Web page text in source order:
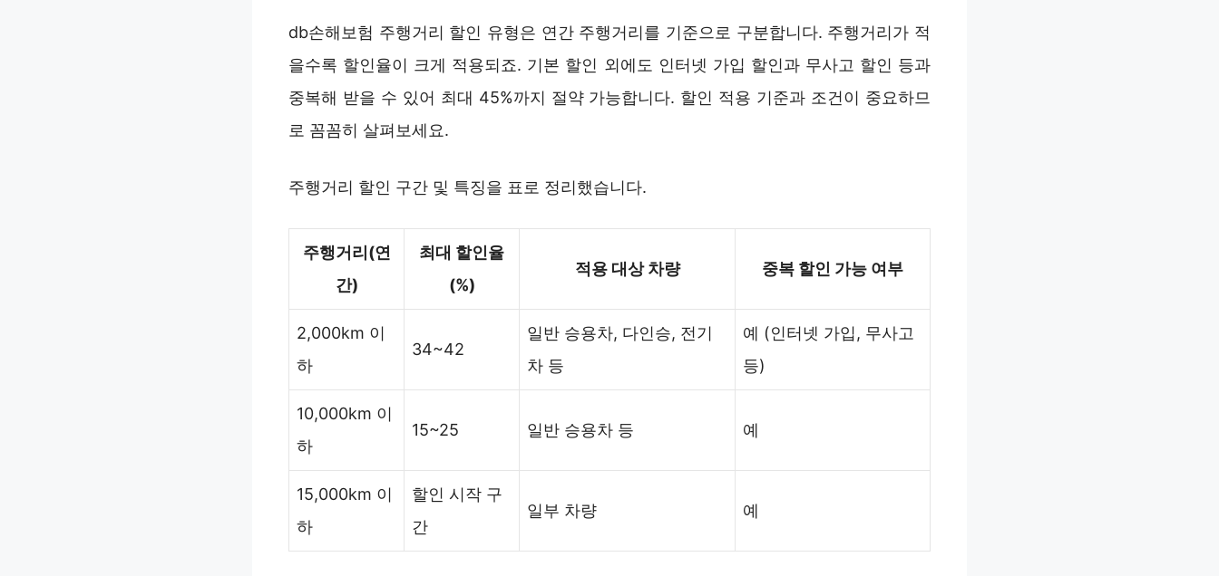
db손해보험 주행거리 할인 유형은 연간 주행거리를 기준으로 구분합니다. 주행거리가 적
을수록 할인율이 크게 적용되죠. 기본 할인 외에도 인터넷 가입 할인과 무사고 할인 등과
중복해 받을 수 있어 최대 45%까지 절약 가능합니다. 할인 적용 기준과 조건이 중요하므
로 꼼꼼히 살펴보세요.
주행거리 할인 구간 및 특징을 표로 정리했습니다.
주행거리(연
간)
최대 할인율
(%)
적용 대상 차량 중복 할인 가능 여부
2,000km 이
하
34~42
일반 승용차, 다인승, 전기
차 등
예 (인터넷 가입, 무사고
등)
10,000km 이
하
15~25 일반 승용차 등 예
15,000km 이
하
할인 시작 구
간
일부 차량 예